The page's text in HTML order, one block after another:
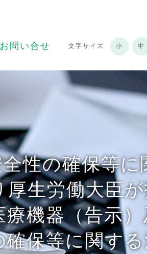
お問い合せ 文字サイズ 小 中
性の確保等
生労働大臣
機器（告示
保等に関す